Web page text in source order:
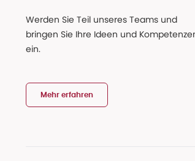
Werden Sie Teil unseres Teams und
bringen Sie Ihre Ideen und
ein.
Mehr erfahren